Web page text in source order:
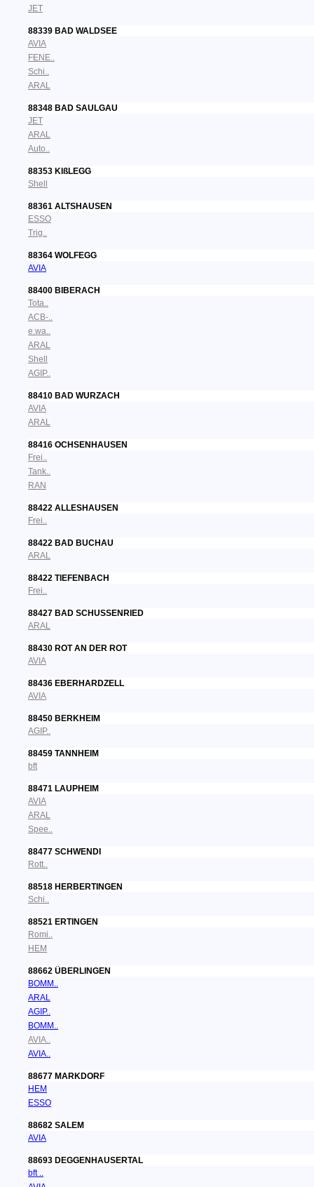
JET
88339 BAD WALDSEE
AVIA
FENE..
Schi..
ARAL
88348 BAD SAULGAU
JET
ARAL
Auto..
88353 KIßLEGG
Shell
88361 ALTSHAUSEN
ESSO
Trig..
88364 WOLFEGG
AVIA
88400 BIBERACH
Tota..
ACB-..
e.wa..
ARAL
Shell
AGIP..
88410 BAD WURZACH
AVIA
ARAL
88416 OCHSENHAUSEN
Frei..
Tank..
RAN
88422 ALLESHAUSEN
Frei..
88422 BAD BUCHAU
ARAL
88422 TIEFENBACH
Frei..
88427 BAD SCHUSSENRIED
ARAL
88430 ROT AN DER ROT
AVIA
88436 EBERHARDZELL
AVIA
88450 BERKHEIM
AGIP..
88459 TANNHEIM
bft
88471 LAUPHEIM
AVIA
ARAL
Spee..
88477 SCHWENDI
Rott..
88518 HERBERTINGEN
Schi..
88521 ERTINGEN
Romi..
HEM
88662 ÜBERLINGEN
BOMM..
ARAL
AGIP..
BOMM..
AVIA..
AVIA..
88677 MARKDORF
HEM
ESSO
88682 SALEM
AVIA
88693 DEGGENHAUSERTAL
bft ..